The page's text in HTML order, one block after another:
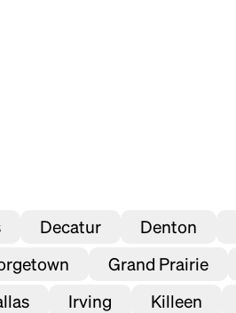
Decatur Denton
Grand Prairie
Irving Killeen